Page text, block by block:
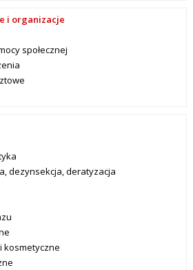
i organizacje
społecznej
dezynsekcja, deratyzacja
kosmetyczne